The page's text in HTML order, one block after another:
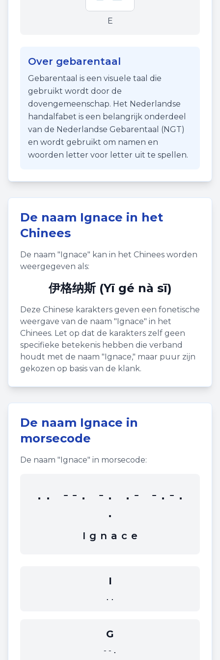
E
Over gebarentaal
Gebarentaal is een visuele taal die
gebruikt wordt door de
dovengemeenschap. Het Nederlandse
handalfabet is een belangrijk onderdeel
van de Nederlandse Gebarentaal (NGT)
en wordt gebruikt om namen en
woorden letter voor letter uit te spellen.
De naam Ignace in het
Chinees
De naam "Ignace" kan in het Chinees worden
weergegeven als:
伊格纳斯 (Yī gé nà sī)
Deze Chinese karakters geven een fonetische
weergave van de naam "Ignace" in het
Chinees. Let op dat de karakters zelf geen
specifieke betekenis hebben die verband
houdt met de naam "Ignace," maar puur zijn
gekozen op basis van de klank.
De naam Ignace in
morsecode
De naam "Ignace" in morsecode:
.. --. -. .- -.-.
.
I g n a c e
I
..
G
--.